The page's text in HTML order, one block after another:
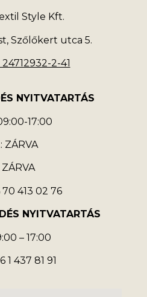
Style Kft.
Szőlőkert utca 5.
2-41
NYITVATARTÁS
17:00
ZÁRVA
ZÁRVA
70 413 02 76
NYITVATARTÁS
– 17:00
1 437 81 91